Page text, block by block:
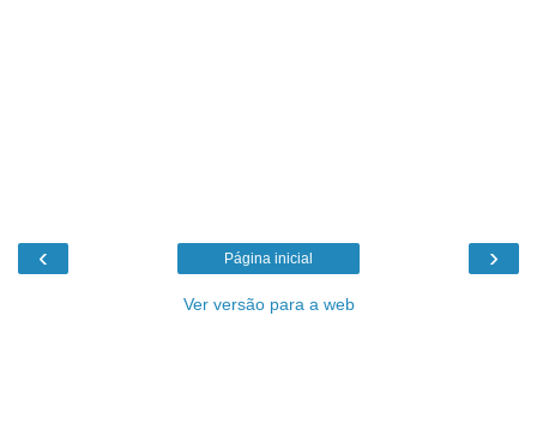
‹ ›
Página inicial
Ver versão para a web